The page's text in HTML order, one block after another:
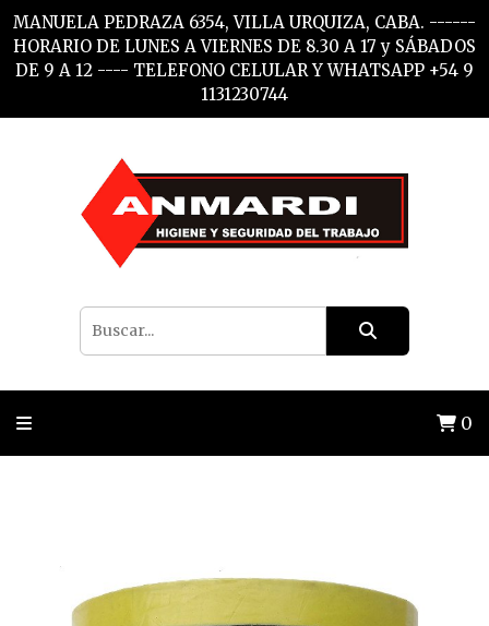
MANUELA PEDRAZA 6354, VILLA URQUIZA, CABA. ------
HORARIO DE LUNES A VIERNES DE 8.30 A 17 y SÁBADOS
DE 9 A 12 ---- TELEFONO CELULAR Y WHATSAPP +54 9
1131230744
0